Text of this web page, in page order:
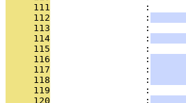
     111
:
     112
                 :
     113
:
     114
                 :
     115
:
     116
                 :
     117
                 :
     118
                 :
     119
:
     120
                 :